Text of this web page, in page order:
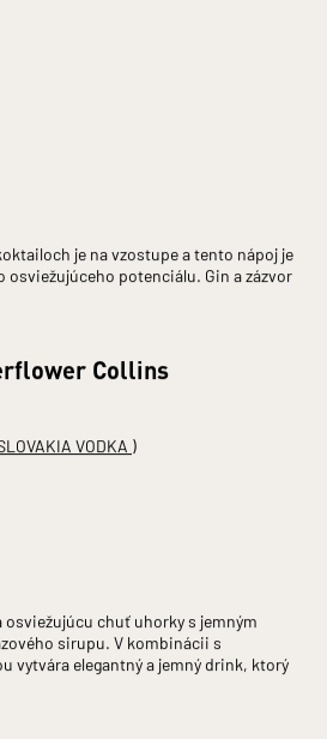
je na vzostupe a tento nápoj je
osviežujúceho potenciálu. Gin a zázvor
Collins
VODKA )
osviežujúcu chuť uhorky s jemným
sirupu. V kombinácii s
vytvára elegantný a jemný drink, ktorý